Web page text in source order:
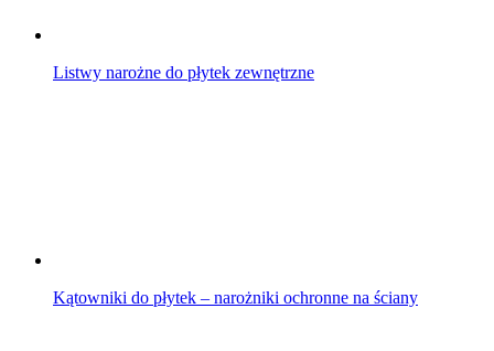
Listwy narożne do płytek zewnętrzne
Kątowniki do płytek – narożniki ochronne na ściany